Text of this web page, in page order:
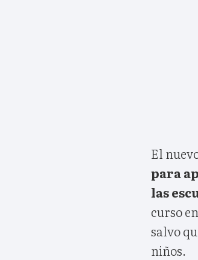
El
para
las
curso
salvo
niños.